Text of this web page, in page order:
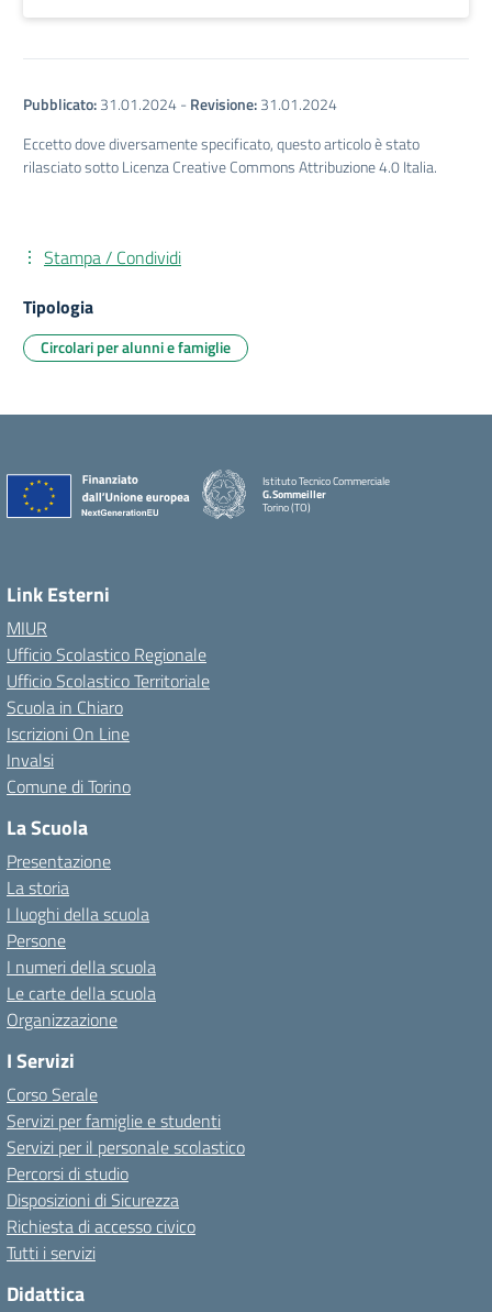
Pubblicato:31.01.2024-Revisione:31.01.2024
Eccetto dove diversamente specificato, questo articolo è stato
rilasciato sotto Licenza Creative Commons Attribuzione 4.0 Italia.
Stampa / Condividi
Tipologia
Circolari per alunni e famiglie
Istituto Tecnico Commerciale
G.Sommeiller
Torino (TO)
Link Esterni
MIUR
Ufficio Scolastico Regionale
Ufficio Scolastico Territoriale
Scuola in Chiaro
Iscrizioni On Line
Invalsi
Comune di Torino
La Scuola
Presentazione
La storia
I luoghi della scuola
Persone
I numeri della scuola
Le carte della scuola
Organizzazione
I Servizi
Corso Serale
Servizi per famiglie e studenti
Servizi per il personale scolastico
Percorsi di studio
Disposizioni di Sicurezza
Richiesta di accesso civico
Tutti i servizi
Didattica